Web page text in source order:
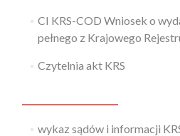
CI KRS-COD Wniosek o
pełnego z Krajowego
Czytelnia akt KRS
wykaz sądów i informacji